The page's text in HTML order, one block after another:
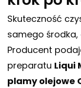
Skuteczność
samego
Producent
preparatu Liqui
plamy olejowe